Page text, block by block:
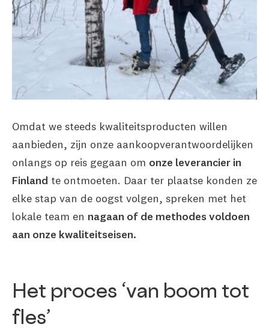
Omdat we steeds kwaliteitsproducten willen
aanbieden, zijn onze aankoopverantwoordelijken
onlangs op reis gegaan om onze leverancier in
Finland te ontmoeten. Daar ter plaatse konden ze
elke stap van de oogst volgen, spreken met het
lokale team en nagaan of de methodes voldoen
aan onze kwaliteitseisen.
Het proces ‘van boom tot
fles’